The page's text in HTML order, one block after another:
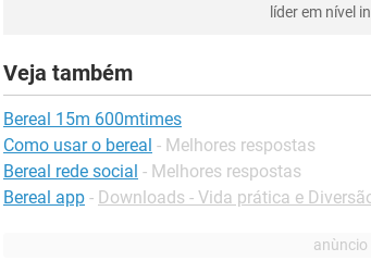
líder em nível
Veja também
Bereal 15m 600mtimes
Como usar o bereal - Melhores respostas
Bereal rede social - Melhores respostas
Bereal app - Downloads - Vida prática e